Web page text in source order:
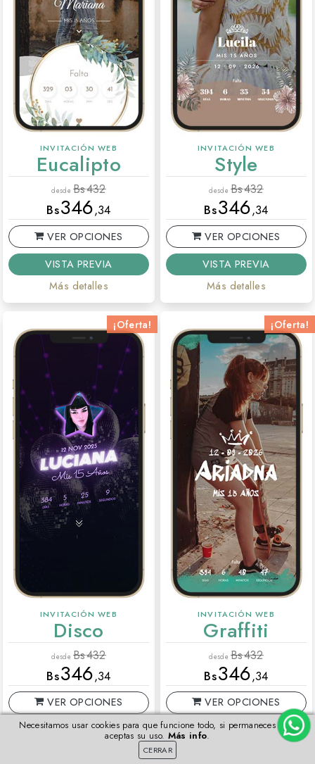
INVITACIÓN WEB
Eucalipto
desdeBs432
Bs346,34
VER OPCIONES
VISTA PREVIA
Más detalles
INVITACIÓN WEB
Style
desdeBs432
Bs346,34
VER OPCIONES
VISTA PREVIA
Más detalles
¡Oferta!
INVITACIÓN WEB
Disco
desdeBs432
Bs346,34
VER OPCIONES
VISTA PREVIA
¡Oferta!
INVITACIÓN WEB
Graffiti
desdeBs432
Bs346,34
VER OPCIONES
VISTA PREVIA
Necesitamos usar cookies para que funcione todo, si permaneces aquí
aceptas su uso. Más info.
CERRAR